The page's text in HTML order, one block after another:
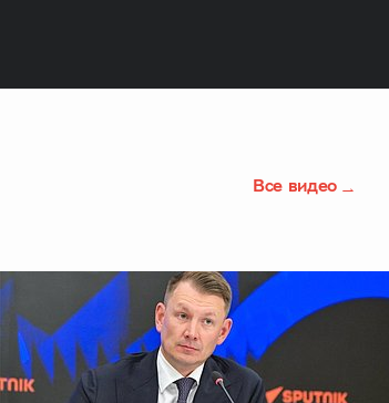
Все видео